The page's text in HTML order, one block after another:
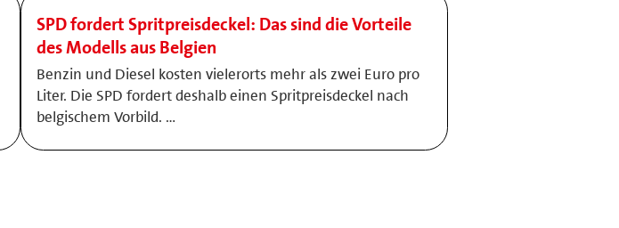
SPD fordert Spritpreisdeckel: Das sind die Vorteile
des Modells aus Belgien
Benzin und Diesel kosten vielerorts mehr als zwei Euro pro
Liter. Die SPD fordert deshalb einen Spritpreisdeckel nach
belgischem Vorbild. …